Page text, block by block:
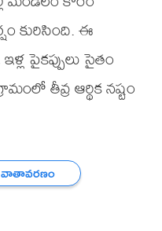
కురిసింది. ఈ
పైకప్పులు సైతం
తీవ్ర ఆర్థిక నష్టం
వాతావరణం